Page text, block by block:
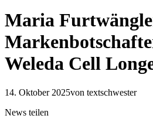
Maria
Weleda Cell
14. Oktober 2025von textschwester
News teilen